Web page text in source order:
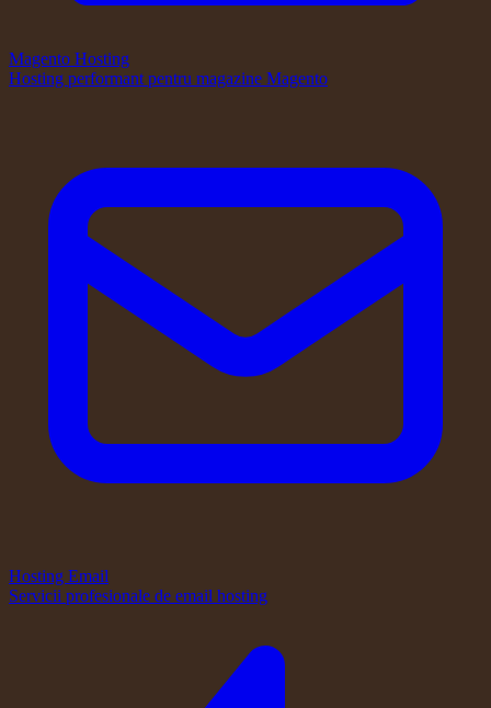
Magento Hosting
Hosting performant pentru magazine Magento
Hosting Email
Servicii profesionale de email hosting